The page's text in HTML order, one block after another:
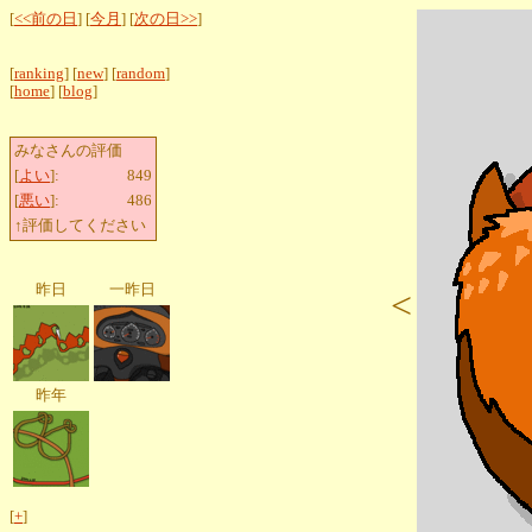
[<<前の日 ] [今月 ] [次の日>>]
[ranking] [new] [random]
[home] [blog]
みなさんの評価
[よい]:
849
[悪い]:
486
↑評価してください
昨日 一昨日
昨年
[+]
<